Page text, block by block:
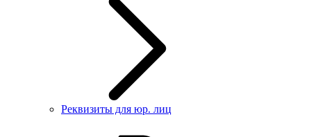
Реквизиты для юр. лиц